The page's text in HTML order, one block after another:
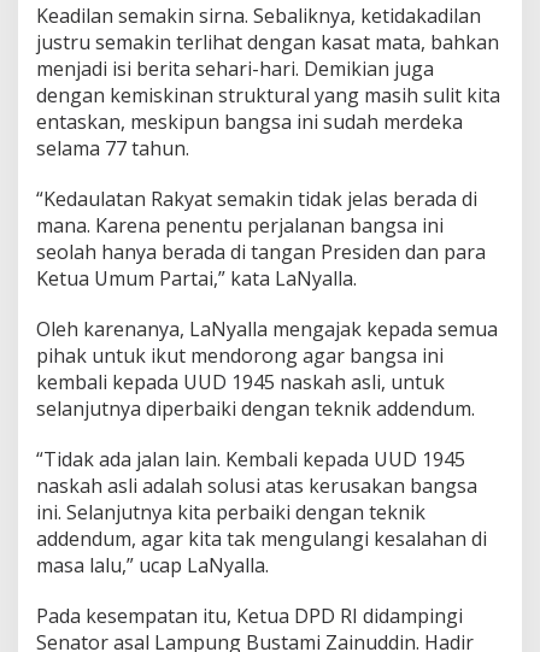
Keadilan semakin sirna. Sebaliknya, ketidakadilan
justru semakin terlihat dengan kasat mata, bahkan
menjadi isi berita sehari-hari. Demikian juga
dengan kemiskinan struktural yang masih sulit kita
entaskan, meskipun bangsa ini sudah merdeka
selama 77 tahun.
“Kedaulatan Rakyat semakin tidak jelas berada di
mana. Karena penentu perjalanan bangsa ini
seolah hanya berada di tangan Presiden dan para
Ketua Umum Partai,” kata LaNyalla.
Oleh karenanya, LaNyalla mengajak kepada semua
pihak untuk ikut mendorong agar bangsa ini
kembali kepada UUD 1945 naskah asli, untuk
selanjutnya diperbaiki dengan teknik addendum.
“Tidak ada jalan lain. Kembali kepada UUD 1945
naskah asli adalah solusi atas kerusakan bangsa
ini. Selanjutnya kita perbaiki dengan teknik
addendum, agar kita tak mengulangi kesalahan di
masa lalu,” ucap LaNyalla.
Pada kesempatan itu, Ketua DPD RI didampingi
Senator asal Lampung Bustami Zainuddin. Hadir